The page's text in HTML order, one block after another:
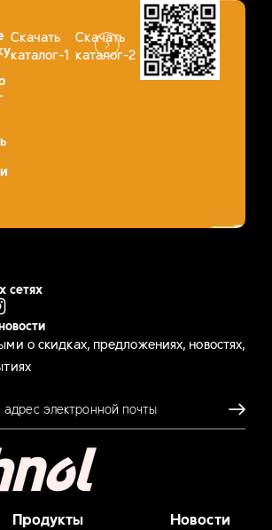
Скачать
каталог-1
Скачать
каталог-2
сетях
о скидках, предложениях, новостях,
Продукты Новости